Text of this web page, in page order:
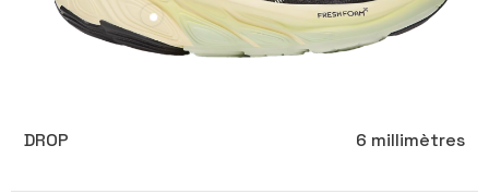
DROP 6 millimètres